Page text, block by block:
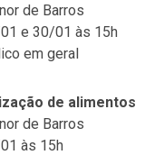
de Barros
e 30/01 às 15h
em geral
de alimentos
de Barros
às 15h